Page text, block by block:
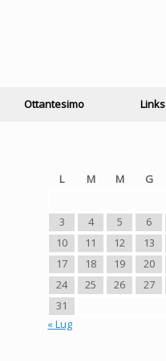
Ottantesimo Links
L
M M G
3
4 5 6
10
11 12 13
17
18 19 20
24
25 26 27
31
« Lug